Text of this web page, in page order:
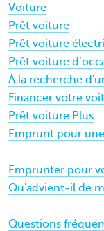
Voiture
Prêt voiture
Prêt voiture
Prêt voiture
À la recherche
Financer votre
Prêt voiture Plus
Emprunt pour
Emprunter pour
Qu'advient-il de
Questions